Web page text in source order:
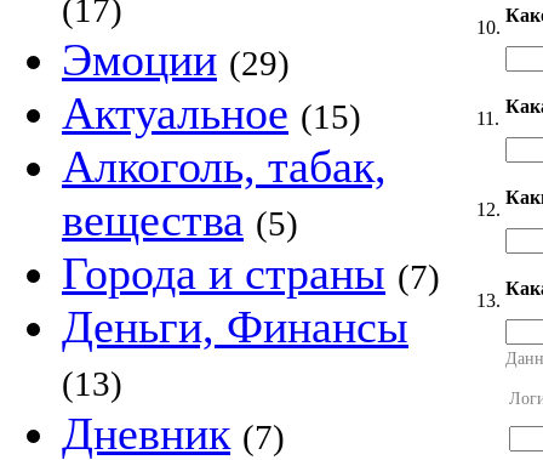
(17)
Эмоции (29)
Актуальное (15)
Алкоголь, табак,
вещества (5)
Города и страны (7)
Деньги, Финансы
(13)
Дневник (7)
10.
11.
12.
13.